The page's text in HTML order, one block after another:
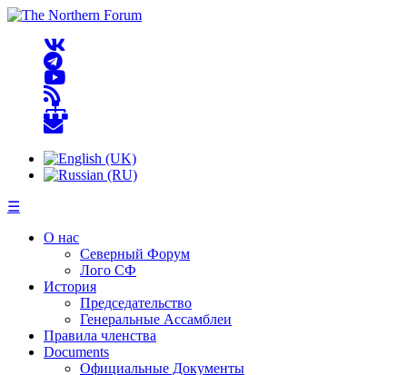
☰
О нас
Северный Форум
Лого СФ
История
Председательство
Генеральные Ассамблеи
Правила членства
Documents
Официальные Документы